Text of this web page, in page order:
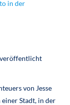
in der
veröffentlicht
von Jesse
einer Stadt, in der